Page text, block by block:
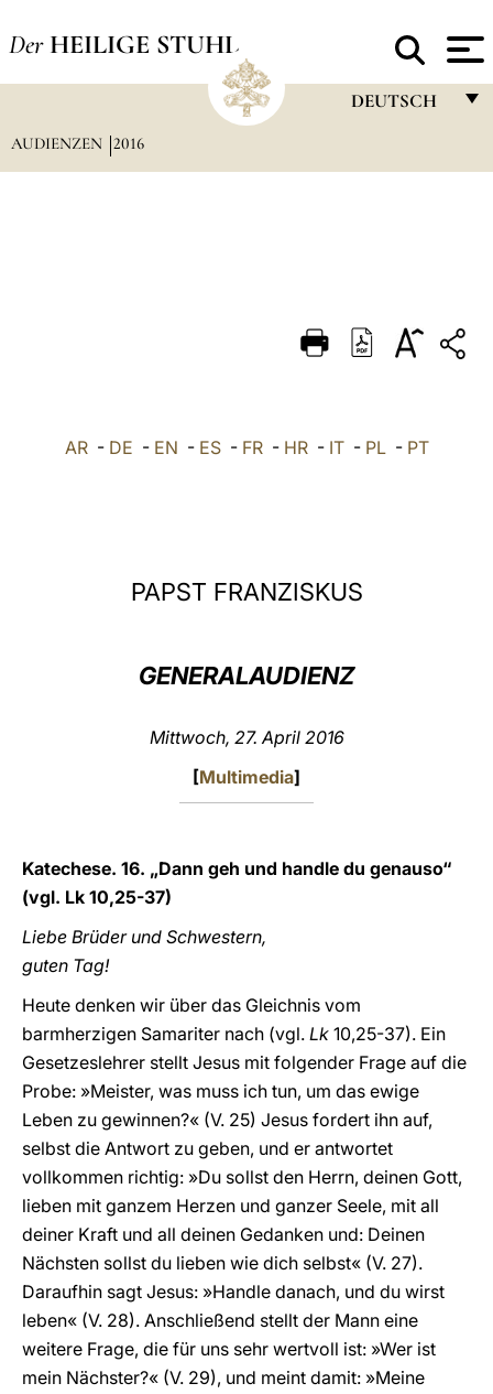
Der HEILIGE STUHL
DEUTSCH
DEUTSCH
العربيّة
AUDIENZEN 2016
AR- DE - EN - ES- FR- HR- IT- PL- PT
PAPST FRANZISKUS
GENERALAUDIENZ
Mittwoch, 27. April 2016
[Multimedia]
Katechese. 16. „Dann geh und handle du genauso“
(vgl. Lk 10,25-37)
Liebe Brüder und Schwestern,
guten Tag!
Heute denken wir über das Gleichnis vom
barmherzigen Samariter nach (vgl. Lk 10,25-37). Ein
Gesetzeslehrer stellt Jesus mit folgender Frage auf die
Probe: »Meister, was muss ich tun, um das ewige
Leben zu gewinnen?« (V. 25) Jesus fordert ihn auf,
selbst die Antwort zu geben, und er antwortet
vollkommen richtig: »Du sollst den Herrn, deinen Gott,
lieben mit ganzem Herzen und ganzer Seele, mit all
deiner Kraft und all deinen Gedanken und: Deinen
Nächsten sollst du lieben wie dich selbst« (V. 27).
Daraufhin sagt Jesus: »Handle danach, und du wirst
leben« (V. 28). Anschließend stellt der Mann eine
weitere Frage, die für uns sehr wertvoll ist: »Wer ist
mein Nächster?« (V. 29), und meint damit: »Meine